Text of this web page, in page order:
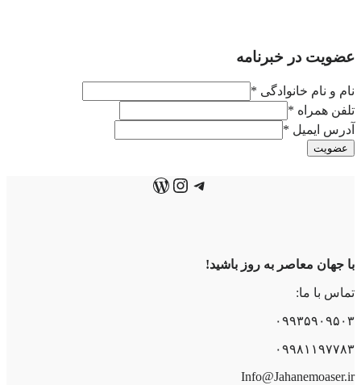
عضویت در خبرنامه
نام و نام خانوادگی *
تلفن همراه *
آدرس ایمیل *
عضویت
تلگرام
اینستاگرم
وردپرس
با جهان معاصر به روز باشید!
تماس با ما:
۰۹۹۳۵۹۰۹۵۰۳
۰۹۹۸۱۱۹۷۷۸۳
Info@Jahanemoaser.ir